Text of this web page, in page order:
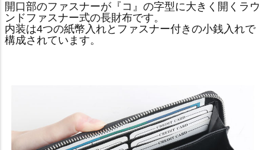
開口部のファスナーが『コ』の字型に大きく開くラウ
ンドファスナー式の長財布です。
内装は4つの紙幣入れとファスナー付きの小銭入れで
構成されています。